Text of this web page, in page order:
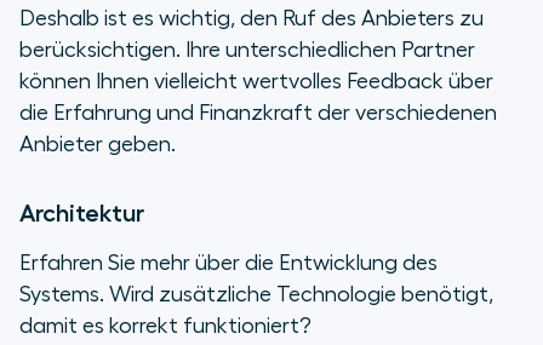
Deshalb ist es wichtig, den Ruf des Anbieters zu
berücksichtigen. Ihre unterschiedlichen Partner
können Ihnen vielleicht wertvolles Feedback über
die Erfahrung und Finanzkraft der verschiedenen
Anbieter geben.
Architektur
Erfahren Sie mehr über die Entwicklung des
Systems. Wird zusätzliche Technologie benötigt,
damit es korrekt funktioniert?